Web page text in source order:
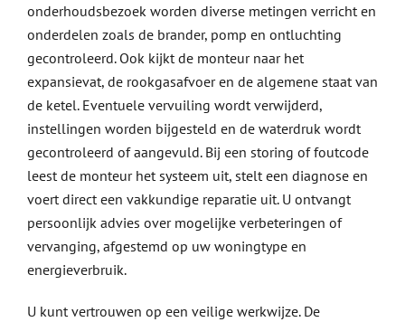
onderhoudsbezoek worden diverse metingen verricht en
onderdelen zoals de brander, pomp en ontluchting
gecontroleerd. Ook kijkt de monteur naar het
expansievat, de rookgasafvoer en de algemene staat van
de ketel. Eventuele vervuiling wordt verwijderd,
instellingen worden bijgesteld en de waterdruk wordt
gecontroleerd of aangevuld. Bij een storing of foutcode
leest de monteur het systeem uit, stelt een diagnose en
voert direct een vakkundige reparatie uit. U ontvangt
persoonlijk advies over mogelijke verbeteringen of
vervanging, afgestemd op uw woningtype en
energieverbruik.
U kunt vertrouwen op een veilige werkwijze. De